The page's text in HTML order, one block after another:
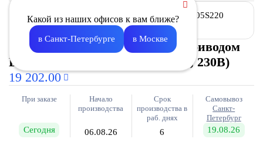
Какой из наших офисов к вам ближе?
в Санкт-Петербурге в Москве
Заслонка воздушная Z- 315 с приводом
DA05S220 (5Нм, c пруж. возвр., 230В)
19 202.00
При заказе
Сегодня
Начало
производства
06.08.26
Срок
производства в
раб. днях
6
Самовывоз
Санкт-
Петербург
19.08.26